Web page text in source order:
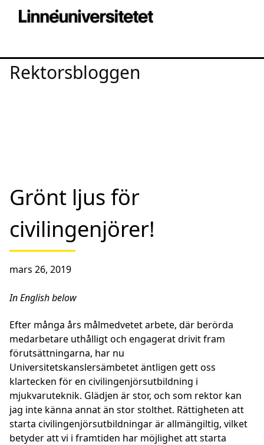
Rektorsbloggen
Grönt ljus för
civilingenjörer!
mars 26, 2019
In English below
Efter många års målmedvetet arbete, där berörda
medarbetare uthålligt och engagerat drivit fram
förutsättningarna, har nu
Universitetskanslersämbetet äntligen gett oss
klartecken för en civilingenjörsutbildning i
mjukvaruteknik. Glädjen är stor, och som rektor kan
jag inte känna annat än stor stolthet. Rättigheten att
starta civilingenjörsutbildningar är allmängiltig, vilket
betyder att vi i framtiden har möjlighet att starta